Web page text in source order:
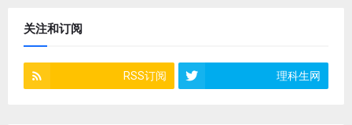
关注和订阅
RSS订阅 理科生网